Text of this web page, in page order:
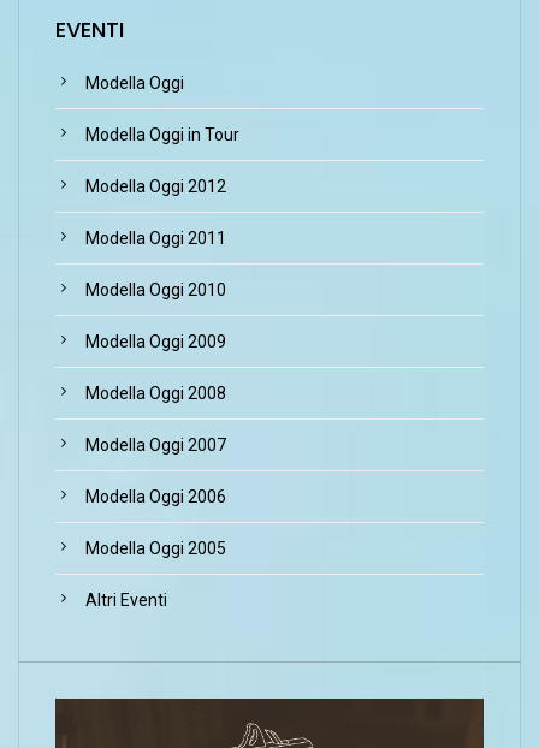
EVENTI
Modella Oggi
Modella Oggi in Tour
Modella Oggi 2012
Modella Oggi 2011
Modella Oggi 2010
Modella Oggi 2009
Modella Oggi 2008
Modella Oggi 2007
Modella Oggi 2006
Modella Oggi 2005
Altri Eventi